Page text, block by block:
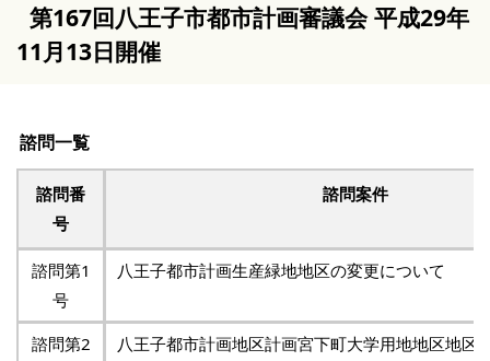
第167回八王子市都市計画審議会 平成29年
11月13日開催
諮問一覧
諮問番
号
諮問案件
諮問第1
号
八王子都市計画生産緑地地区の変更について
諮問第2
八王子都市計画地区計画宮下町大学用地地区地区